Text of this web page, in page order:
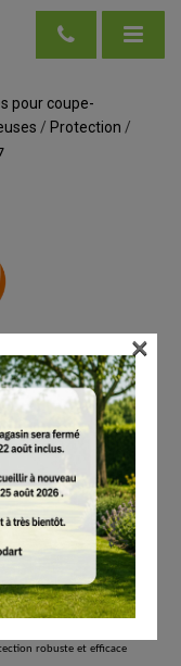
pour coupe-
/ Protection /
Ø 280 mm,
robuste et efficace
×